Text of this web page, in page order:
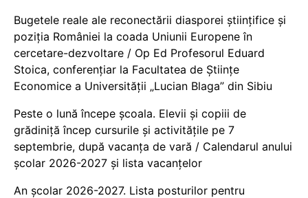
Bugetele reale ale reconectării diasporei științifice și
poziția României la coada Uniunii Europene în
cercetare-dezvoltare / Op Ed Profesorul Eduard
Stoica, conferențiar la Facultatea de Științe
Economice a Universității „Lucian Blaga” din Sibiu
Peste o lună începe școala. Elevii și copiii de
grădiniță încep cursurile și activitățile pe 7
septembrie, după vacanța de vară / Calendarul anului
școlar 2026-2027 și lista vacanțelor
An școlar 2026-2027. Lista posturilor pentru